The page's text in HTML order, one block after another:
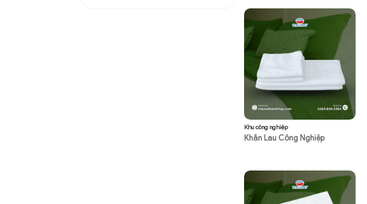
Khu công nghiệp
Khăn Lau Công Nghiệp